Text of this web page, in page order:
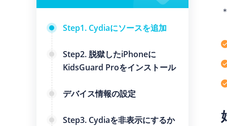
Step1. Cydiaにソースを追加
Step2. 脱獄したiPhoneに
KidsGuard Proをインストール
デバイス情報の設定
Step3. Cydiaを非表示にするか